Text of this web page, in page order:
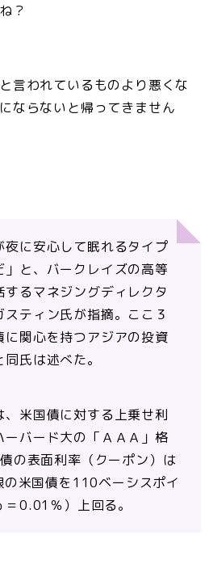
？
言われているものより悪くな
ならないと帰ってきません
夜に安心して眠れるタイプ
と、バークレイズの高等
るマネジングディレクタ
ティン氏が指摘。ここ３
に関心を持つアジアの投資
氏は述べた。
米国債に対する上乗せ利
ーバード大の「ＡＡＡ」格
の表面利率（クーポン）は
米国債を110ベーシスポイ
0.01％）上回る。